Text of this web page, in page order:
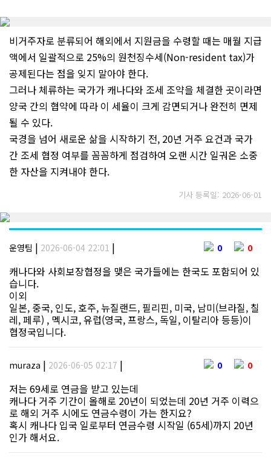
비거주자로 분류되어 해외에서 지원금을 수령할 때는 매월 지급
액에서 일괄적으로 25%의 원천징수세(Non-resident tax)가
공제된다는 점을 잊지 말아야 한다.
그러나 체류하는 국가가 캐나다와 조세 조약을 체결한 곳이라면
양국 간의 협약에 따라 이 세율이 크게 감면되거나 완전히 면제
될 수 있다.
국경을 넘어 새로운 삶을 시작하기 전, 20년 거주 요건과 국가
간 조세 협정 여부를 꼼꼼하게 점검하여 오랜 시간 일궈온 소중
한 자산을 지켜내야 한다.
기사 등록일: 2026-06-01
운영팀 | 2026-06-04 22:01 | 0 0
캐나다와 사회보장협정을 맺은 국가들에는 한국도 포함되어 있
습니다.
이외
일본, 중국, 인도, 호주, 뉴질랜드, 필리핀, 미국, 남미(브라질, 칠
레, 페루) , 멕시코, 유럽(영국, 프랑스, 독일, 이탈리아 등등)이
협정국입니다.
muraza | 2026-06-05 02:17 | 0 0
저는 69세로 연금을 받고 있는데
캐나다 거주 기간이 올해로 20년이 되었는데 20년 거주 이력으
로 해외 거주 시에도 연금수령이 가는 한지요?
혹시 캐나다 입국 일로부터 연금수령 시작일 (65세)까지 20년
인가 해서요.